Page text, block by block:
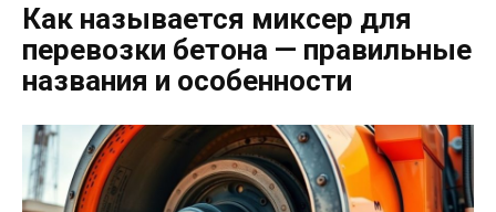
Как называется миксер для
перевозки бетона — правильные
названия и особенности